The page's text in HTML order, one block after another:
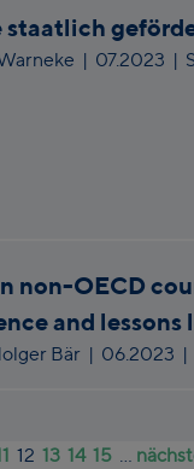
| 07.2023 |
non-OECD
and lessons
Bär | 06.2023 |
12 13 14 15 ...